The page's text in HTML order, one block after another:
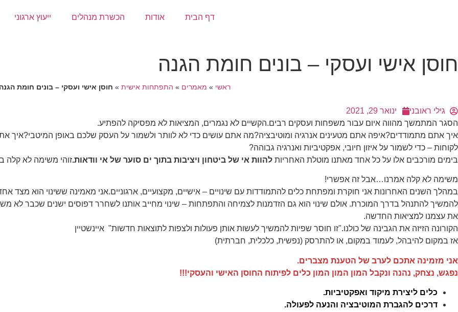
דף הבית אודות הכשרת מנהלים ייעוץ ארגוני
חוסן אישי ועסקי – בונים חומת הגנה
ראשי » מאמרים » התפתחות אישית » חוסן אישי ועסקי – בונים חומת
גילי ראובני
ינואר 29, 2021
הסגר המתמשך מהווה איום עבור משפחות ועסקים רבים.הקשיים לא נגמרים, המציאות לא מפסיקה להפתיע.
איך אתם מתמודדים?איפה אתם מטעינים אנרגיה ומוטיבציה?מה אתם עושים כדי לא לוותר ולשמור על העסק שלכם באופן
לקוחות – כדי לשמור על איזון חיובי, אפקטיביות ואנרגיה גבוהה?
בימים מורכבים אלו על כל אחד מאתנו מוטלת האחריות להוות אי של ביטחון ויציבות בתוך ים סוער של אי וודאות.זוהי משימה לא קלה
משימה לא קלה אמרנו…אבל זה אפשרי!
במהלך השנים האחרונות אני חוקרת ומפתחת כלים להתמודדות עם שינויים – אישיים, מקצועיים, ארגוניים.אני מאמינה ששינוי הוא מצד
להמשיך להתנהל בדרך המוכרת. אולם שינוי הוא גם הזדמנות לצמיחה והתפתחות – שינוי מחייב אותנו לשחרר דפוסים ישנים שכבר לא
את עצמנו למציאות החדשה.
הקורונה הזיזה את הגבינה של כולנו."זו חוסר שפיות להמשיך לעשות אותן פעולות ולצפות לתוצאות חדשות" איינשטיין
אז במקום להיבהל, לעמוד במקום, או להתרסק (נפשית, כלכלית, חברתית)
אני מזמינה אתכם לערב של הטענת מצברים.
נפגש, נצחק, נהנה ונקבל המון המון המון כלים לפיתוח החוסן האישי והעסקי!!!
כלים ליצירת מיקוד ואפקטיביות.
דרכים להגברת המוטיבציה והנעה לפעולה.
הכרחי
קובצי
Cookie אלו
אינם
הם נדרשים
להפעלת
האתר.
סטטיסטיקות
כדי שנוכל
תפקוד האתר
בהתבסס על
באתר.